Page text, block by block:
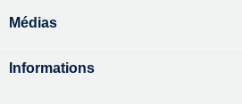
Médias
Informations